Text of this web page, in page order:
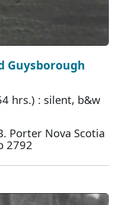
Guysborough
hrs.) : silent, b&w
Porter Nova Scotia
2792